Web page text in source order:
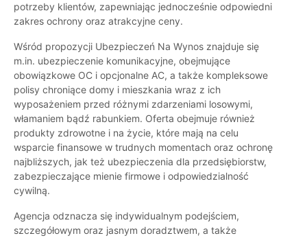
potrzeby klientów, zapewniając jednocześnie odpowiedni
zakres ochrony oraz atrakcyjne ceny.
Wśród propozycji Ubezpieczeń Na Wynos znajduje się
m.in. ubezpieczenie komunikacyjne, obejmujące
obowiązkowe OC i opcjonalne AC, a także kompleksowe
polisy chroniące domy i mieszkania wraz z ich
wyposażeniem przed różnymi zdarzeniami losowymi,
włamaniem bądź rabunkiem. Oferta obejmuje również
produkty zdrowotne i na życie, które mają na celu
wsparcie finansowe w trudnych momentach oraz ochronę
najbliższych, jak też ubezpieczenia dla przedsiębiorstw,
zabezpieczające mienie firmowe i odpowiedzialność
cywilną.
Agencja odznacza się indywidualnym podejściem,
szczegółowym oraz jasnym doradztwem, a także